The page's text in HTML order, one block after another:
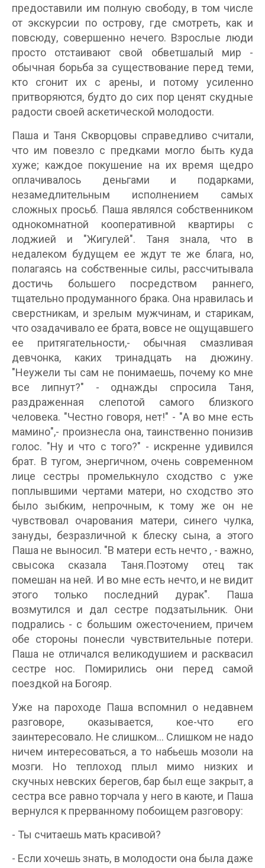
предоставили им полную свободу, в том числе
от экскурсии по острову, где смотреть, как и
повсюду, совершенно нечего. Взрослые люди
просто отстаивают свой обветшалый мир -
обычная борьба за существование перед теми,
кто сгонит их с арены, и потому усиленно
притворяются, будто до сих пор ценят скудные
радости своей аскетической молодости.
Паша и Таня Скворцовы справедливо считали,
что им повезло с предками могло быть куда
хуже; каждое покушение на их время щедро
оплачивалось деньгами и подарками,
незамедлительным исполнением самых
сложных просьб. Паша являлся собственником
однокомнатной кооперативной квартиры с
лоджией и "Жигулей". Таня знала, что в
недалеком будущем ее ждут те же блага, но,
полагаясь на собственные силы, рассчитывала
достичь большего посредством раннего,
тщательно продуманного брака. Она нравилась и
сверстникам, и зрелым мужчинам, и старикам,
что озадачивало ее брата, вовсе не ощущавшего
ее притягательности,- обычная смазливая
девчонка, каких тринадцать на дюжину.
"Неужели ты сам не понимаешь, почему ко мне
все липнут?" - однажды спросила Таня,
раздраженная слепотой самого близкого
человека. "Честно говоря, нет!" - "А во мне есть
мамино",- произнесла она, таинственно понизив
голос. "Ну и что с того?" - искренне удивился
брат. В тугом, энергичном, очень современном
лице сестры промелькнуло сходство с уже
поплывшими чертами матери, но сходство это
было зыбким, непрочным, к тому же он не
чувствовал очарования матери, синего чулка,
зануды, безразличной к блеску сына, а этого
Паша не выносил. "В матери есть нечто , - важно,
свысока сказала Таня.Поэтому отец так
помешан на ней. И во мне есть нечто, и не видит
этого только последний дурак". Паша
возмутился и дал сестре подзатыльник. Они
подрались - с большим ожесточением, причем
обе стороны понесли чувствительные потери.
Паша не отличался великодушием и расквасил
сестре нос. Помирились они перед самой
поездкой на Богояр.
Уже на пароходе Паша вспомнил о недавнем
разговоре, оказывается, кое-что его
заинтересовало. Не слишком... Слишком не надо
ничем интересоваться, а то набьешь мозоли на
мозги. Но теплоход плыл мимо низких и
скучных невских берегов, бар был еще закрыт, а
сестра все равно торчала у него в каюте, и Паша
вернулся к прерванному побоищем разговору:
- Ты считаешь мать красивой?
- Если хочешь знать, в молодости она была даже